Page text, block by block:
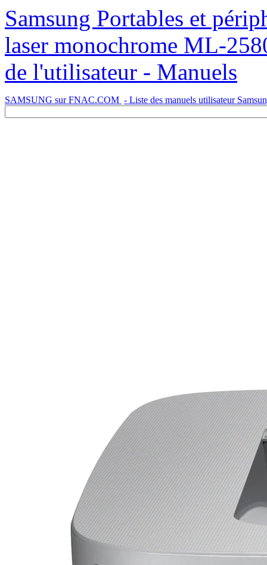
Samsung Portables et périphériques Mono Laser Imprimante
laser monochrome ML-
de l'utilisateur - Manuels
SAMSUNG sur FNAC.COM - Liste des manuels utilisateur